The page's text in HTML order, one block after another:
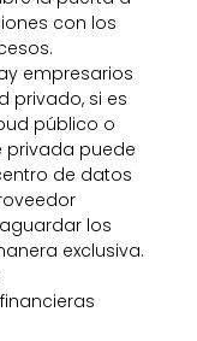
con los
empresarios
privado, si es
público o
privada puede
de datos
los
exclusiva.